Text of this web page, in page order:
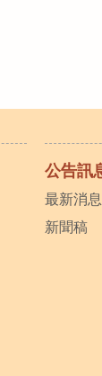
公告訊
最新消息
新聞稿